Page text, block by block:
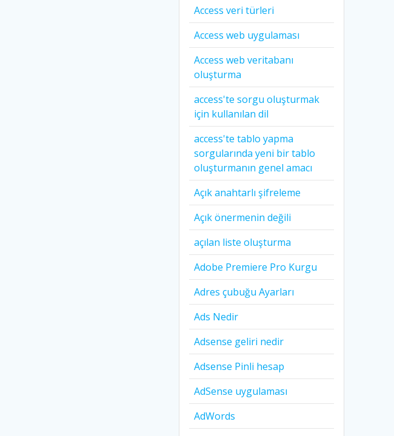
Access veri türleri
Access web uygulaması
Access web veritabanı
oluşturma
access'te sorgu oluşturmak
için kullanılan dil
access'te tablo yapma
sorgularında yeni bir tablo
oluşturmanın genel amacı
Açık anahtarlı şifreleme
Açık önermenin değili
açılan liste oluşturma
Adobe Premiere Pro Kurgu
Adres çubuğu Ayarları
Ads Nedir
Adsense geliri nedir
Adsense Pinli hesap
AdSense uygulaması
AdWords